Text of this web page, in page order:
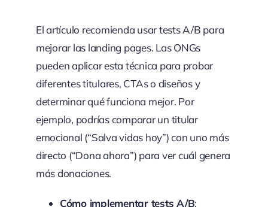
El artículo recomienda usar tests A/B para
mejorar las landing pages. Las ONGs
pueden aplicar esta técnica para probar
diferentes titulares, CTAs o diseños y
determinar qué funciona mejor. Por
ejemplo, podrías comparar un titular
emocional (“Salva vidas hoy”) con uno más
directo (“Dona ahora”) para ver cuál genera
más donaciones.
Cómo implementar tests A/B: